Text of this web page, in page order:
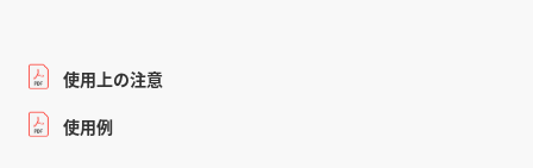
使用上の注意
使用例